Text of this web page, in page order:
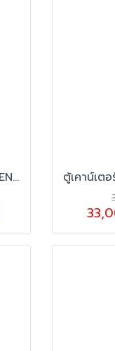
ตู้เคาน์เตอร์ 150 cm. SANDEN รุ่น SCC-1563GL